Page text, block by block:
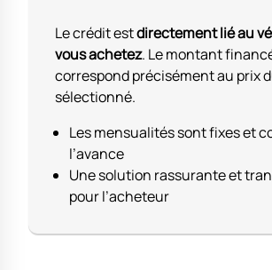
Le crédit estdirectement lié au
vous achetez. Le montant
correspond précisément au prix
sélectionné.
Les mensualités sont fixes et
l’avance
Une solution rassurante et
pour l’acheteur